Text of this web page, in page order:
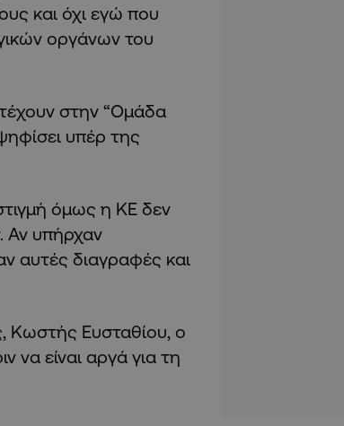
και όχι εγώ που
οργάνων του
στην “Ομάδα
υπέρ της
όμως η ΚΕ δεν
Αν υπήρχαν
αυτές διαγραφές και
Κωστής Ευσταθίου, ο
να είναι αργά για τη